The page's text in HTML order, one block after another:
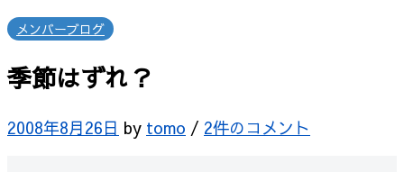
メンバーブログ
季節はずれ？
2008年8月26日 by tomo / 2件のコメント